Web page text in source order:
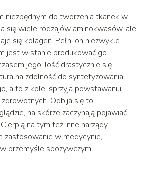
niezbędnym do tworzenia tkanek w
się wiele rodzajów aminokwasów, ale
się kolagen. Pełni on niezwykle
jest w stanie produkować go
jego ilość drastycznie się
zdolność do syntetyzowania
a to z kolei sprzyja powstawaniu
Odbija się to
na skórze zaczynają pojawiać
na tym też inne narządy.
zastosowanie w medycynie,
przemyśle spożywczym.